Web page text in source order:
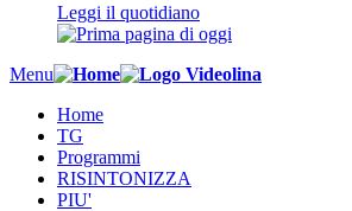
Leggi il quotidiano
Menu
Home
TG
Programmi
RISINTONIZZA
PIU'